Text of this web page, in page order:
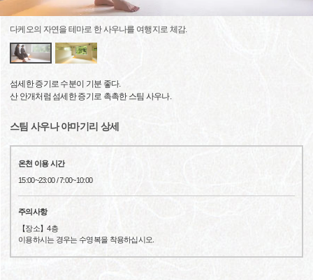
다케오의 자연을 테마로 한 사우나를 여행지로 체감.
섬세한 증기로 수분이 기분 좋다.
산 안개처럼 섬세한 증기로 촉촉한 스팀 사우나.
스팀 사우나 야마기리 상세
온천 이용 시간
15:00~23:00 / 7:00~10:00
주의사항
【장소】4층
이용하시는 경우는 수영복을 착용하십시오.